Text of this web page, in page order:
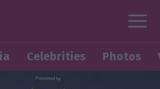
Celebrities Photos